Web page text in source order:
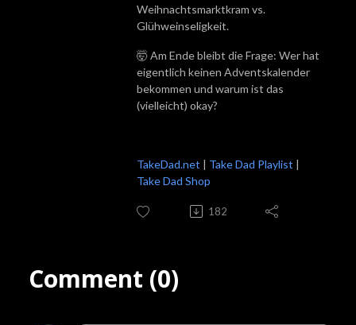
Weihnachtsmarktkram vs.
Glühweinseligkeit.
🤯 Am Ende bleibt die Frage: Wer hat
eigentlich keinen Adventskalender
bekommen und warum ist das
(vielleicht) okay?
TakeDad.net | Take Dad Playlist |
Take Dad Shop
182
Comment (0)